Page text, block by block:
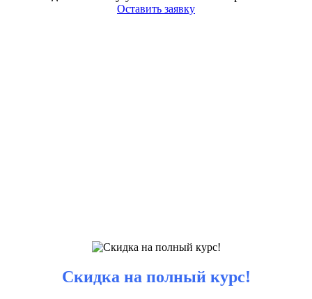
Оставить заявку
Скидка на полный курс!